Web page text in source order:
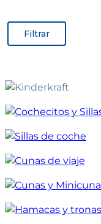
Filtrar